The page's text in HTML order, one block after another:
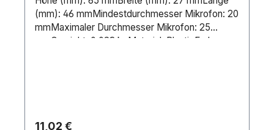
(mm): 46 mmMindestdurchmesser Mikrofon: 20
mmMaximaler Durchmesser Mikrofon: 25
mmGewicht: 0.023 kgMaterial: PlasticFarbe:
Regulärer Preis:
11,02 €